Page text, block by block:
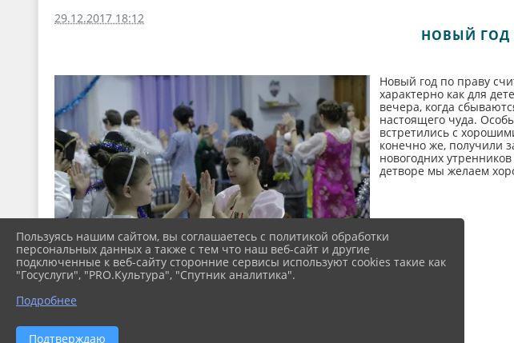
29.12.2017 18:12
НОВЫЙ ГОД
Новый год по праву
характерно как для
вечера, когда
настоящего чуда.
встретились с
конечно же, получили
новогодних
детворе мы желаем
Пользуясь нашим сайтом, вы соглашаетесь с политикой обработки
персональных данных а также с тем что наш веб-сайт и другие
подключенные к веб-сайту сторонние сервисы используют cookies такие как
"Госуслуги", "PRO.Культура", "Спутник аналитика".
Подробнее
Подтверждаю